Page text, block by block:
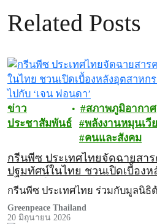
Related Posts
ข่าว
ประชาสัมพันธ์
สภาพภูมิอากาศ
พลังงานหมุนเวี
คนและสังคม
กรีนพีซ ประเทศไทยจัดฉายสา
ปฐมทัศน์ในไทย ชวนเปิดเบื้อง
ฟอสซิลในสหัรฐฯ ไปกับ ‘เจน ฟอ
กรีนพีซ ประเทศไทย ร่วมกับมูลนิ
Greenpeace Thailand
20 มิถุนายน 2026